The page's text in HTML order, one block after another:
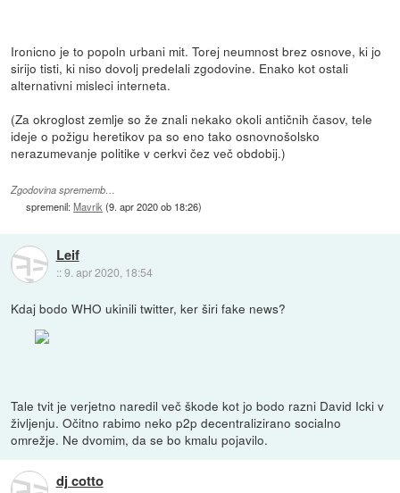
Ironicno je to popoln urbani mit. Torej neumnost brez osnove, ki jo
sirijo tisti, ki niso dovolj predelali zgodovine. Enako kot ostali
alternativni misleci interneta.
(Za okroglost zemlje so že znali nekako okoli antičnih časov, tele
ideje o požigu heretikov pa so eno tako osnovnošolsko
nerazumevanje politike v cerkvi čez več obdobij.)
Zgodovina sprememb…
spremenil:Mavrik (9. apr 2020 ob 18:26)
Leif
::9. apr 2020, 18:54
Kdaj bodo WHO ukinili twitter, ker širi fake news?
Tale tvit je verjetno naredil več škode kot jo bodo razni David Icki v
življenju. Očitno rabimo neko p2p decentralizirano socialno
omrežje. Ne dvomim, da se bo kmalu pojavilo.
dj cotto